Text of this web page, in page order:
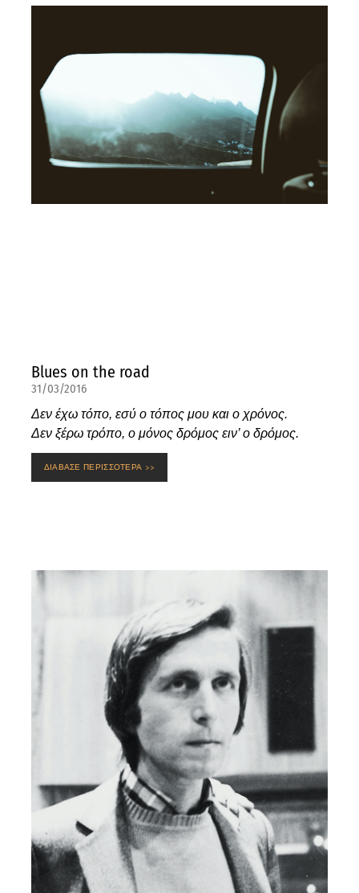
Blues on the road
31/03/2016
Δεν έχω τόπο, εσύ ο τόπος μου και ο χρόνος.
Δεν ξέρω τρόπο, ο μόνος δρόμος ειν’ ο δρόμος.
ΔΙΑΒΑΣΕ ΠΕΡΙΣΣΟΤΕΡΑ >>